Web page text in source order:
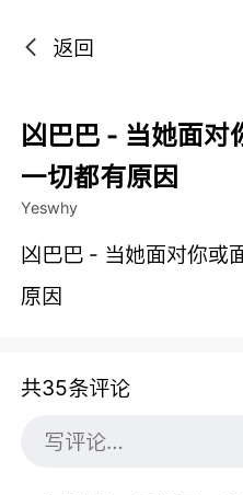
返回
凶巴巴 - 当她面对
一切都有原因
Yeswhy
凶巴巴 - 当她面对你或
原因
共35条评论